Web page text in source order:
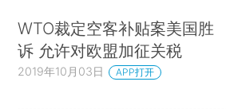
WTO裁定空客补贴案美国胜
诉 允许对欧盟加征关税
2019年10月03日 APP打开